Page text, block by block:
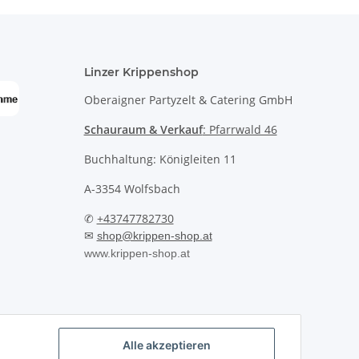
Alle akzeptieren
Linzer Krippenshop
Oberaigner Partyzelt & Catering GmbH
Schauraum & Verkauf: Pfarrwald 46
Buchhaltung: Königleiten 11
A-3354 Wolfsbach
✆ +43747782730
✉ shop@krippen-shop.at
www.krippen-shop.at